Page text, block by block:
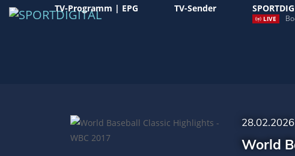
TV-Programm | EPG TV-Sender
LIVE
World